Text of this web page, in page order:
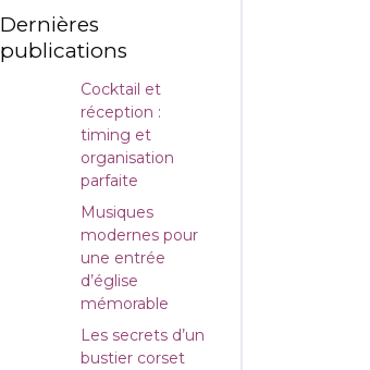
Dernières
publications
Cocktail et
réception :
timing et
organisation
parfaite
Musiques
modernes pour
une entrée
d’église
mémorable
Les secrets d’un
bustier corset